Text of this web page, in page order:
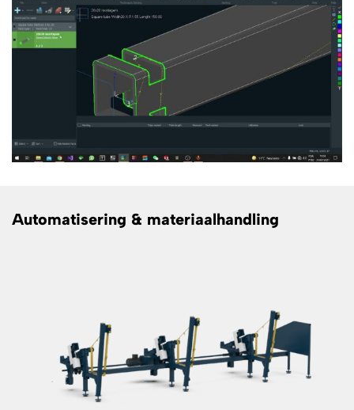
Automatisering & materiaalhandling